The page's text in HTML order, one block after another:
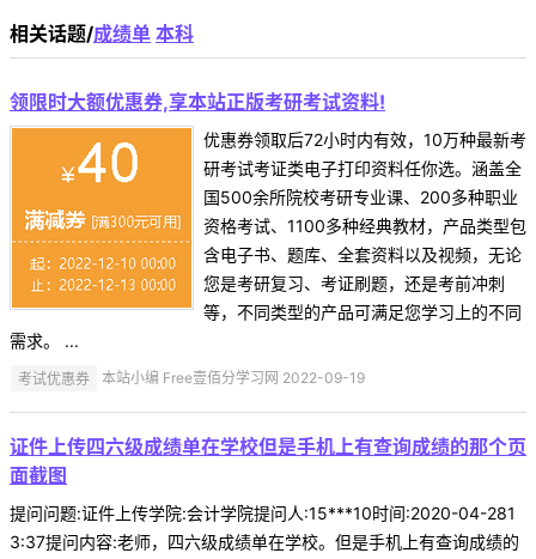
相关话题/成绩单 本科
领限时大额优惠券,享本站正版考研考试资料!
优惠券领取后72小时内有效，10万种最新考
研考试考证类电子打印资料任你选。涵盖全
国500余所院校考研专业课、200多种职业
资格考试、1100多种经典教材，产品类型包
含电子书、题库、全套资料以及视频，无论
您是考研复习、考证刷题，还是考前冲刺
等，不同类型的产品可满足您学习上的不同
需求。 ...
考试优惠券 本站小编 Free壹佰分学习网 2022-09-19
证件上传四六级成绩单在学校但是手机上有查询成绩的那个页
面截图
提问问题:证件上传学院:会计学院提问人:15***10时间:2020-04-281
3:37提问内容:老师，四六级成绩单在学校。但是手机上有查询成绩的